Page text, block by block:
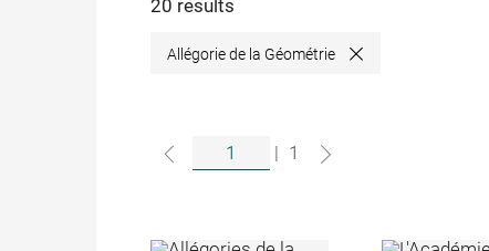
20 results
Allégorie de la Géométrie Close
| 1